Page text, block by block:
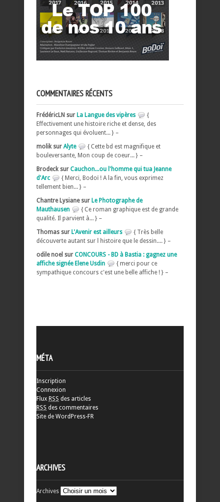
COMMENTAIRES RÉCENTS
FrédéricLN sur La Langue des vipères
{
Effectivement une histoire riche et dense, des
personnages qui évoluent... } –
molik sur Alyte
{ Cette bd est magnifique et
bouleversante, Mon coup de coeur... } –
Brodeck sur Cauchon...ou l'homme qui tua Jeanne
d'Arc
{ Merci, Bodoï ! A la fin, vous exprimez
tellement bien... } –
Chantre Lysiane sur Le Photographe de
Mauthausen
{ Ce roman graphique est de grande
qualité. Il parvient à... } –
Thomas sur L'Avenir est ailleurs
{ Très belle
découverte autant sur l histoire que le dessin.... } –
odile noel sur CONCOURS - BD à Bastia : gagnez une
affiche signée Elene Usdin
{ merci pour ce
sympathique concours c'est une belle affiche ! } –
MÉTA
Inscription
Connexion
Flux RSS des articles
RSS des commentaires
Site de WordPress-FR
ARCHIVES
Archives